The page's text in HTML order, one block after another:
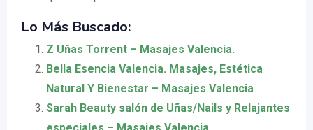
Lo Más Buscado:
Z Uñas Torrent – Masajes Valencia.
Bella Esencia Valencia. Masajes, Estética
Natural Y Bienestar – Masajes Valencia
Sarah Beauty salón de Uñas/Nails y Relajantes